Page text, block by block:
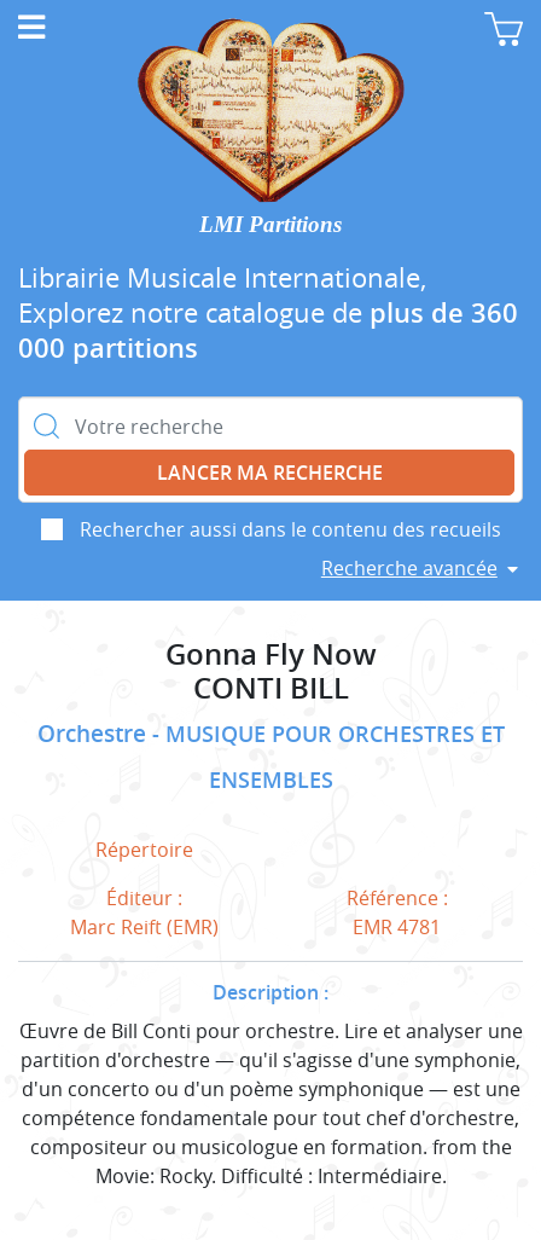
LMI Partitions
Librairie Musicale Internationale,
Explorez notre catalogue de plus de 360
000 partitions
Rechercher :
Rechercher aussi dans le contenu des recueils
Recherche avancée
Gonna Fly Now
CONTI BILL
Orchestre
MUSIQUE POUR ORCHESTRES ET
ENSEMBLES
Répertoire
Éditeur :
Marc Reift (EMR)
Référence :
EMR 4781
Description :
Œuvre de Bill Conti pour orchestre. Lire et analyser une
partition d'orchestre — qu'il s'agisse d'une symphonie,
d'un concerto ou d'un poème symphonique — est une
compétence fondamentale pour tout chef d'orchestre,
compositeur ou musicologue en formation. from the
Movie: Rocky. Difficulté : Intermédiaire.